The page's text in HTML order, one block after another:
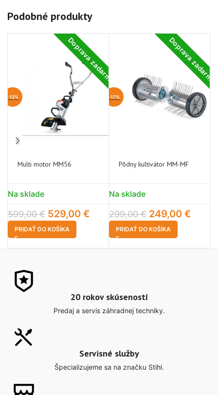
Podobné produkty
Doprava zadarmo
-12%
Multi motor MM56
Na sklade
599,00€ 529,00 €
PRIDAŤ DO KOŠÍKA
Doprava zadarmo
-17%
Pôdny kultivátor MM-MF
Na sklade
299,00€ 249,00 €
PRIDAŤ DO KOŠÍKA
20 rokov skúseností
Predaj a servis záhradnej techniky.
Servisné služby
Špecializujeme sa na značku Stihl.